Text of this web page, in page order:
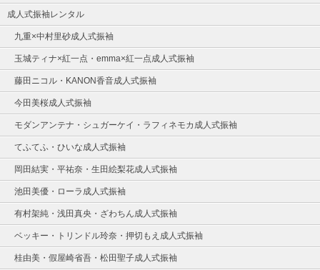
成人式振袖レンタル
九重×中村里砂成人式振袖
玉城ティナ×紅一点・emma×紅一点成人式振袖
藤田ニコル・KANON香音成人式振袖
今田美桜成人式振袖
モダンアンテナ・シュガーケイ・ラフィネモカ成人式振袖
てふてふ・ひいな成人式振袖
岡田結実・平祐奈・生田絵梨花成人式振袖
池田美優・ローラ成人式振袖
有村架純・浅田真央・ざわちん成人式振袖
ベッキー・トリンドル玲奈・押切もえ成人式振袖
桂由美・假屋崎省吾・松田聖子成人式振袖